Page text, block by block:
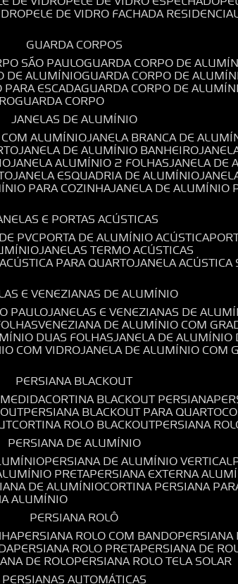
PELE DE VIDRO FACHADA
GUARDA CORPOS
SÃO PAULO GUARDA CORPO DE
DE ALUMÍNIO GUARDA CORPO DE
PARA ESCADA GUARDA CORPO DE
GUARDA CORPO
JANELAS DE ALUMÍNIO
COM ALUMÍNIO JANELA BRANCA DE
JANELA DE ALUMÍNIO BANHEIRO
JANELA ALUMÍNIO 2 FOLHAS JANELA
JANELA ESQUADRIA DE ALUMÍNIO
PARA COZINHA JANELA DE ALUMÍNIO
E PORTAS ACÚSTICAS
PVC PORTA DE ALUMÍNIO ACÚSTICA
JANELAS TERMO ACÚSTICAS
PARA QUARTO JANELA
E VENEZIANAS DE ALUMÍNIO
PAULO JANELAS E VENEZIANAS DE
VENEZIANA DE ALUMÍNIO COM
DUAS FOLHAS JANELA DE ALUMÍNIO
COM VIDRO JANELA DE ALUMÍNIO COM
PERSIANA BLACKOUT
CORTINA BLACKOUT PERSIANA
PERSIANA BLACKOUT PARA QUARTO
CORTINA ROLO BLACKOUT PERSIANA
PERSIANA DE ALUMÍNIO
PERSIANA DE ALUMÍNIO VERTICAL
PRETA PERSIANA EXTERNA
DE ALUMÍNIO CORTINA PERSIANA
ALUMÍNIO
PERSIANA ROLÔ
PERSIANA ROLO COM BANDO
PERSIANA ROLO PRETA PERSIANA DE
DE ROLO PERSIANA ROLO TELA SOLAR
PERSIANAS AUTOMÁTICAS